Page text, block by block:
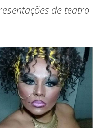
de teatro